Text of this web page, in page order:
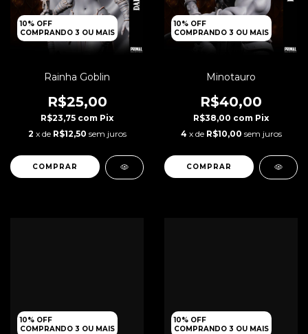
10% OFF
COMPRANDO 3 OU MAIS
Rainha Goblin
R$25,00
R$23,75 com Pix
2 x de R$12,50 sem juros
10% OFF
COMPRANDO 3 OU MAIS
Minotauro
R$40,00
R$38,00 com Pix
4 x de R$10,00 sem juros
10% OFF
COMPRANDO 3 OU MAIS
10% OFF
COMPRANDO 3 OU MAIS